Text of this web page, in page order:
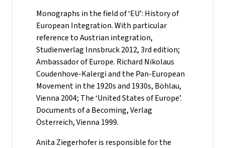
Monographs in the field of ‘EU’: History of
European Integration. With particular
reference to Austrian integration,
Studienverlag Innsbruck 2012, 3rd edition;
Ambassador of Europe. Richard Nikolaus
Coudenhove-Kalergi and the Pan-European
Movement in the 1920s and 1930s, Böhlau,
Vienna 2004; The ‘United States of Europe’.
Documents of a Becoming, Verlag
Österreich, Vienna 1999.
Anita Ziegerhofer is responsible for the